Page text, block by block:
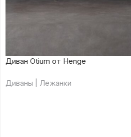
Диван Otium от Henge
Диваны | Лежанки